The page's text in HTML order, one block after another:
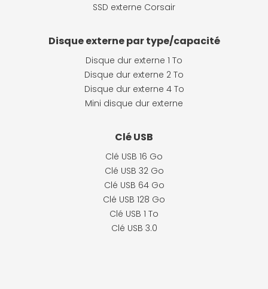
SSD externe Corsair
Disque externe par type/capacité
Disque dur externe 1 To
Disque dur externe 2 To
Disque dur externe 4 To
Mini disque dur externe
Clé USB
Clé USB 16 Go
Clé USB 32 Go
Clé USB 64 Go
Clé USB 128 Go
Clé USB 1 To
Clé USB 3.0